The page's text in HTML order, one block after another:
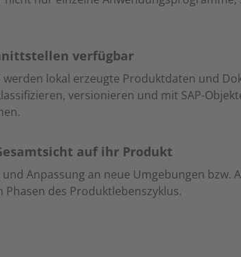
verfügbar
werden lokal erzeugte Produktdaten und
versionieren und mit SAP-
auf ihr Produkt
Anpassung an neue Umgebungen bzw.
des Produktlebenszyklus.